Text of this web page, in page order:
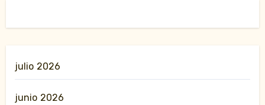
julio 2026
junio 2026